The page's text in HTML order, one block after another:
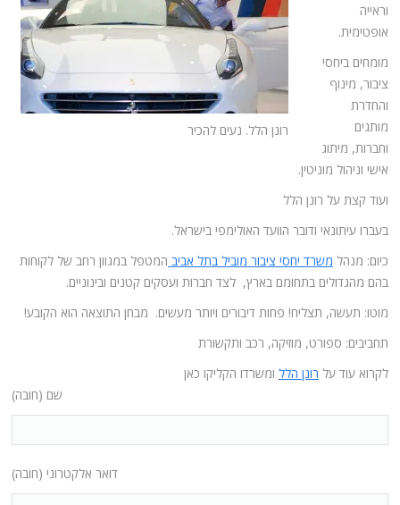
רונן הלל. נעים להכיר
וראייה
אופטימית.
מומחים ביחסי
ציבור, מינוף
והחדרת
מותגים
וחברות, מיתוג
אישי וניהול מוניטין.
ועוד קצת על רונן הלל
בעברו עיתונאי ודובר הוועד האולימפי בישראל.
כיום: מנהל משרד יחסי ציבור מוביל בתל אביב המטפל במגוון רחב של לקוחות
בהם מהגדולים בתחומם בארץ, לצד חברות ועסקים קטנים ובינוניים.
מוטו: תעשה, תצליח! פחות דיבורים ויותר מעשים. מבחן התוצאה הוא הקובע!
תחביבים: ספורט, מוזיקה, רכב ותקשורת
לקרוא עוד על רונן הלל ומשרדו הקליקו כאן
שם (חובה)
דואר אלקטרוני (חובה)